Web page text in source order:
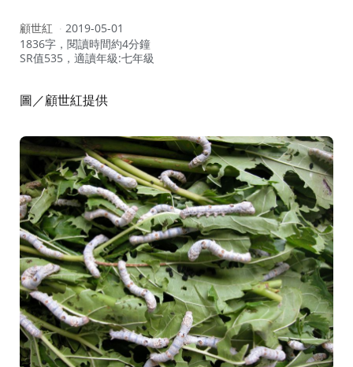
作
者：
顧世紅
2019-05-01
1836字，閱讀時間約4分鐘
SR值535，適讀年級:七年級
圖／顧世紅提供